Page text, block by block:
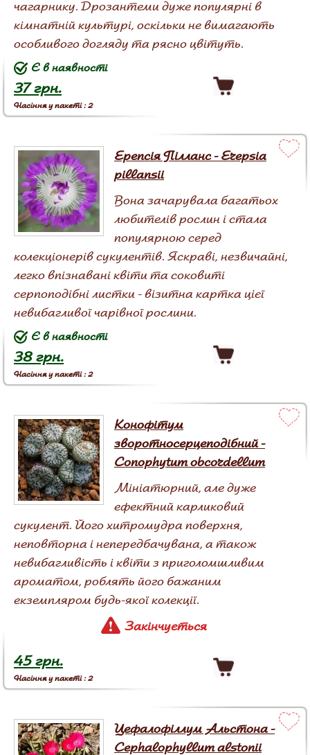
чагарнику. Дрозантеми дуже популярні в
кімнатній культурі, оскільки не вимагають
особливого догляду та рясно цвітуть.
37 грн.
Є в наявності
Насіння у пакеті : 2
Ерепсія Пілланс - Erepsia
pillansii
Вона зачарувала багатьох
любителів рослин і стала
популярною серед
колекціонерів сукулентів. Яскраві, незвичайні,
легко впізнавані квіти та соковиті
серпоподібні листки - візитна картка цієї
невибагливої ​​чарівної рослини.
38 грн.
Є в наявності
Насіння у пакеті : 2
Конофітум
зворотносерцеподібний -
Conophytum obcordellum
Мініатюрний, але дуже
ефектний карликовий
сукулент. Його хитромудра поверхня,
неповторна і непередбачувана, а також
невибагливість і квіти з приголомшливим
ароматом, роблять його бажаним
екземпляром будь-якої колекції.
Закінчується
45 грн.
Насіння у пакеті : 2
Цефалофіллум Альстона -
Cephalophyllum alstonii